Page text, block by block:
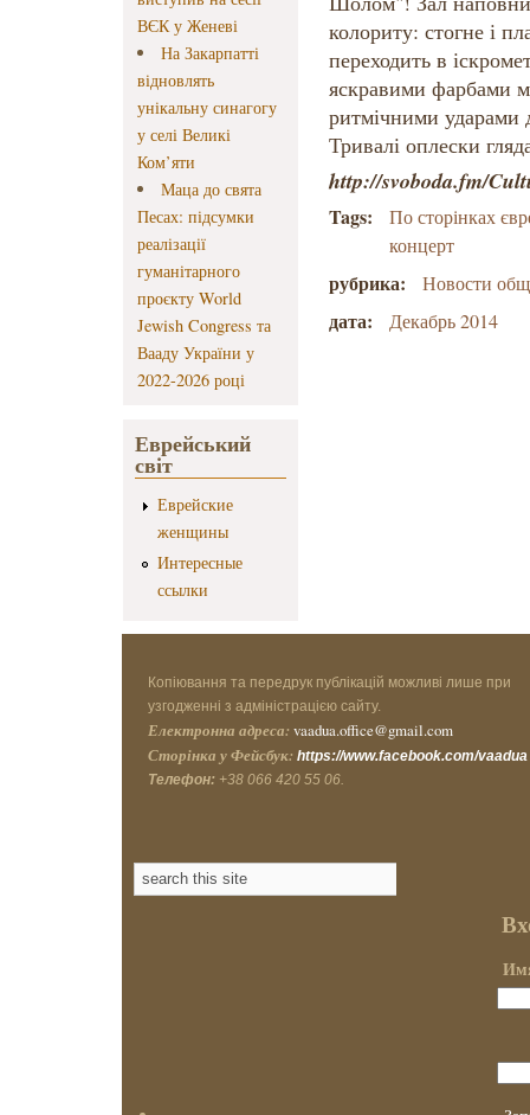
ВЄК у Женеві
На Закарпатті
відновлять
унікальну синагогу
у селі Великі
Ком’яти
Маца до свята
Песах: підсумки
реалізації
гуманітарного
проєкту World
Jewish Congress та
Вааду України у
2022-2026 році
Еврейський
світ
Еврейские
женщины
Интересные
ссылки
колориту: стогне і
переходить в
яскравими фарбами
ритмічними ударами
Тривалі оплески
http://svoboda.fm/
Tags:
По сторінках
концерт
рубрика: Новости
дата: Декабрь 2014
Копіювання та передрук публікацій можливі лише при
узгодженні з адміністрацією сайту.
Електронна адреса: vaadua.office@gmail.com
Сторінка у Фейсбук: https://www.facebook.com/vaadua
Телефон: +38 066 420 55 06.